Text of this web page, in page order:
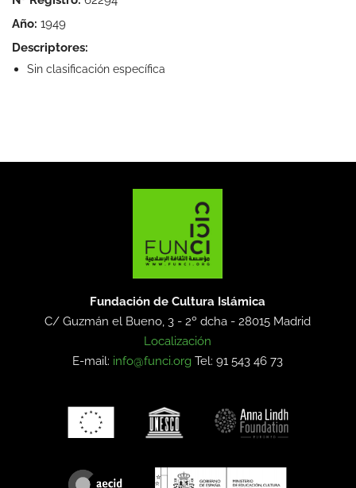
Año: 1949
Descriptores:
Sin clasificación específica
Fundación de Cultura Islámica
C/ Guzmán el Bueno, 3 - 2º dcha -28015 Madrid
Localización
E-mail: info@funci.org Tel: 91 543 46 73